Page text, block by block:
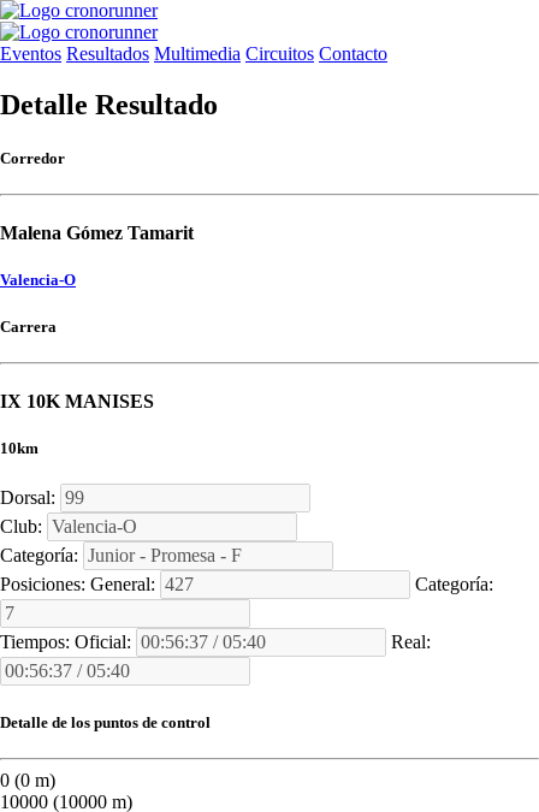
Eventos Resultados Multimedia Circuitos Contacto
Detalle Resultado
Corredor
Malena Gómez Tamarit
Valencia-O
Carrera
IX 10K MANISES
10km
Dorsal:
Club:
Categoría:
Posiciones: General: Categoría:
Tiempos: Oficial: Real:
Detalle de los puntos de control
0 (0 m)
10000 (10000 m)